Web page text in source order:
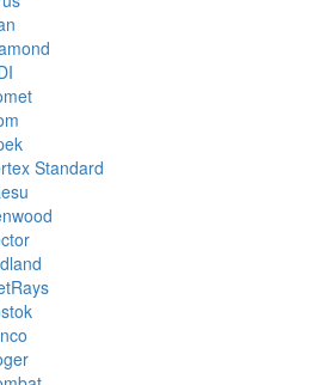
Standard